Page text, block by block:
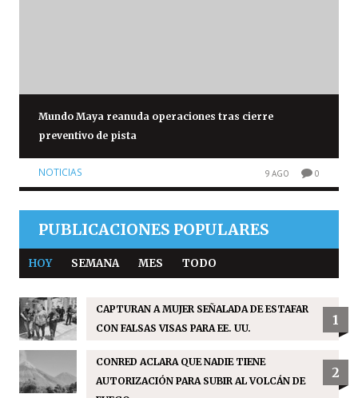
Mundo Maya reanuda operaciones tras cierre
preventivo de pista
NOTICIAS 9 AGO 0
PUBLICACIONES POPULARES
HOY SEMANA MES TODO
CAPTURAN A MUJER SEÑALADA DE ESTAFAR
CON FALSAS VISAS PARA EE. UU.
1
CONRED ACLARA QUE NADIE TIENE
AUTORIZACIÓN PARA SUBIR AL VOLCÁN DE
2